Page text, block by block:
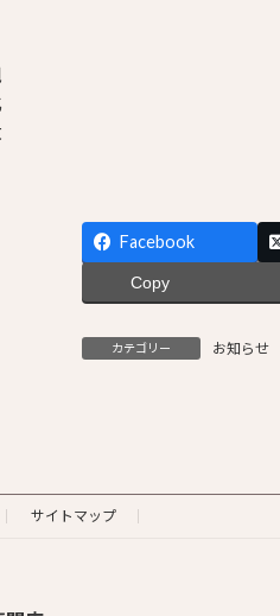
Facebook
Copy
カテゴリー お知らせ
サイトマップ